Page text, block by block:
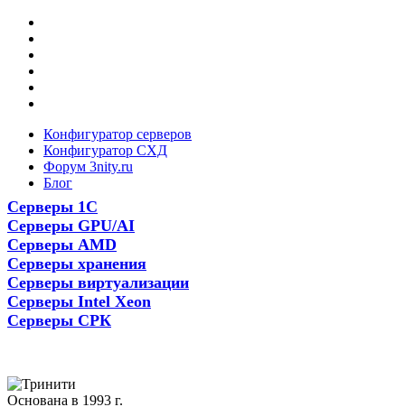
Конфигуратор серверов
Конфигуратор СХД
Форум 3nity.ru
Блог
Серверы 1С
Серверы GPU/AI
Серверы AMD
Серверы хранения
Серверы виртуализации
Серверы Intel Xeon
Серверы СРК
Основана в 1993 г.